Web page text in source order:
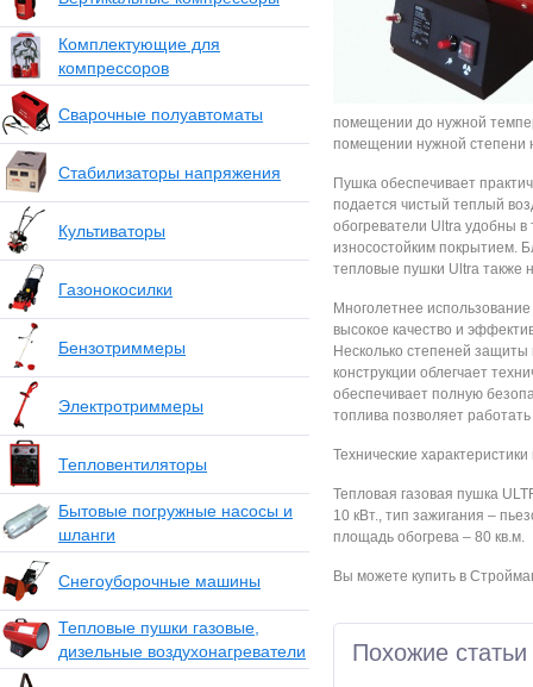
Комплектующие для
компрессоров
Сварочные полуавтоматы
Стабилизаторы напряжения
Культиваторы
Газонокосилки
Бензотриммеры
Электротриммеры
Тепловентиляторы
Бытовые погружные насосы и
шланги
Снегоуборочные машины
Тепловые пушки газовые,
дизельные воздухонагреватели
помещении до нужной
помещении нужной степени
Пушка обеспечивает
подается чистый теплый
обогреватели Ultra удобны
износостойким покрытием.
тепловые пушки Ultra также
Многолетнее
высокое качество и
Несколько степеней защиты
конструкции облегчает
обеспечивает полную
топлива позволяет
Технические
Тепловая газовая пушка
10 кВт., тип зажигания –
площадь обогрева – 80 кв.м.
Вы можете купить в
Похожие статьи